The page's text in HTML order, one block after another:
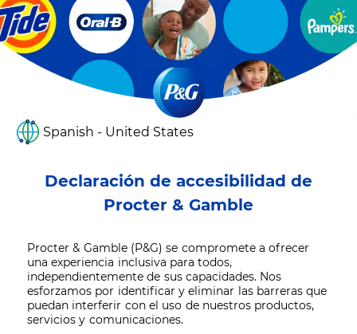
Spanish - United States
Declaración de accesibilidad de
Procter & Gamble
Procter & Gamble (P&G) se compromete a ofrecer
una experiencia inclusiva para todos,
independientemente de sus capacidades. Nos
esforzamos por identificar y eliminar las barreras que
puedan interferir con el uso de nuestros productos,
servicios y comunicaciones.